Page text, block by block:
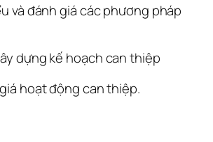
đánh giá các phương pháp
kế hoạch can thiệp
hoạt động can thiệp.